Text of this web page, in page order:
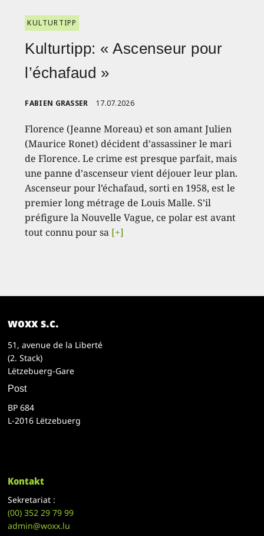
KULTURTIPP
Kulturtipp: « Ascenseur pour
l’échafaud »
FABIEN GRASSER 17.07.2026
Florence (Jeanne Moreau) et son amant Julien
(Maurice Ronet) décident d’assassiner le mari
de Florence. Le crime est presque parfait, mais
une panne d’ascenseur vient déjouer leur plan.
Ascenseur pour l’échafaud, sorti en 1958, est le
premier long métrage de Louis Malle. S’il
préfigure la Nouvelle Vague, ce polar est avant
tout connu pour sa [+]
woxx s.c.
51, avenue de la Liberté
(2. Stack)
Lëtzebuerg-Gare
Post
BP 684
L-2016 Lëtzebuerg
Kontakt
Sekretariat :
(00)352 29 79 99
admin@woxx.lu